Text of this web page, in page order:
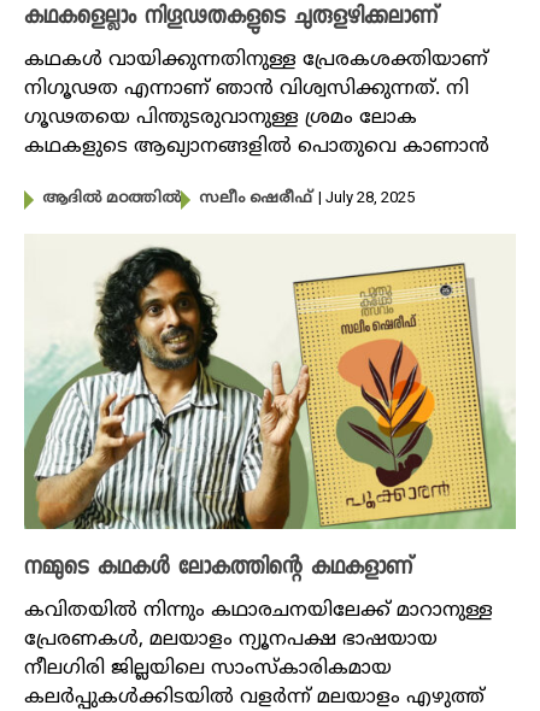
കഥകളെല്ലാം നി​ഗൂഢതകളുടെ ചുരുളഴിക്കലാണ്
കഥകൾ വായിക്കുന്നതിനുള്ള പ്രേരകശക്തിയാണ്
നി​ഗൂഢത എന്നാണ് ഞാൻ വിശ്വസിക്കുന്നത്. നി​
ഗൂഢതയെ പിന്തുടരുവാനുള്ള ശ്രമം ലോക
കഥകളുടെ ആഖ്യാനങ്ങളിൽ പൊതുവെ കാണാൻ
ആദിൽ മഠത്തിൽ സലീം ഷെരീഫ് | July 28, 2025
നമ്മുടെ കഥകൾ ലോകത്തിന്റെ കഥകളാണ്
കവിതയിൽ നിന്നും കഥാരചനയിലേക്ക് മാറാനുള്ള
പ്രേരണകൾ, മലയാളം ന്യൂനപക്ഷ ഭാഷയായ
നീലഗിരി ജില്ലയിലെ സാംസ്കാരികമായ
കലർപ്പുകൾക്കിടയിൽ വളർന്ന് മലയാളം എഴുത്ത്